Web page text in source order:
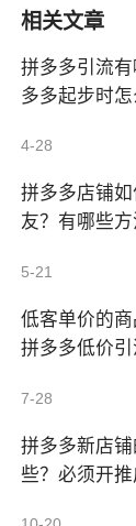
相关文章
拼多多引流
多多起步时
4-28
拼多多店铺
友？有哪些方
5-21
低客单价的商
拼多多低价
7-28
拼多多新店
些？必须开